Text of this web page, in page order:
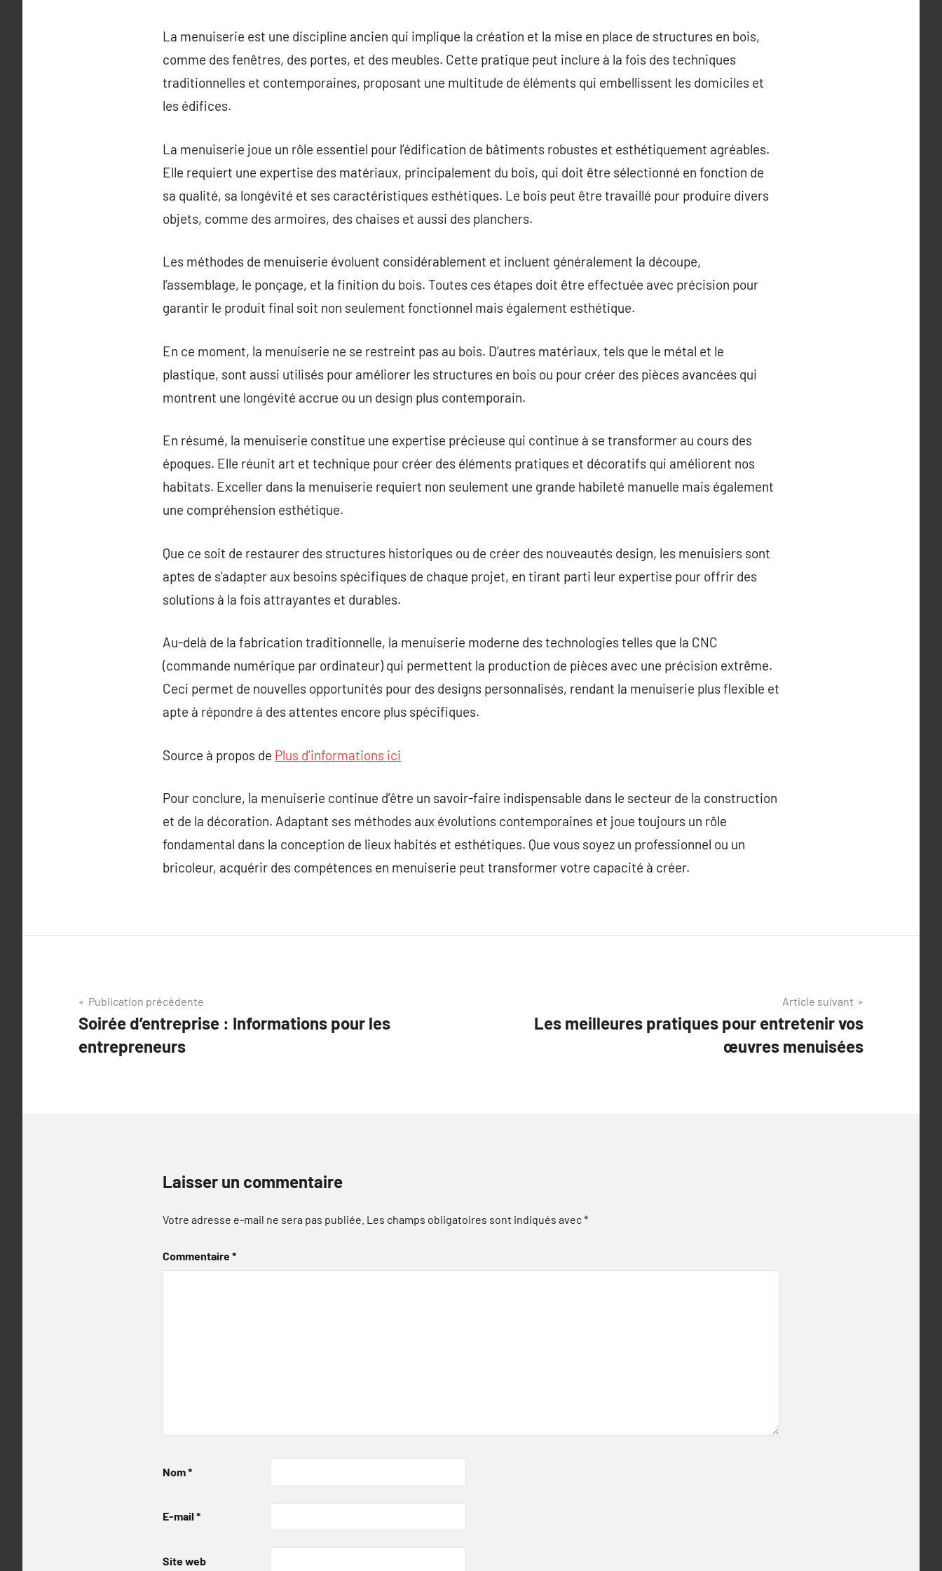
La menuiserie est une discipline ancien qui implique la création et la mise en place de structures en bois,
comme des fenêtres, des portes, et des meubles. Cette pratique peut inclure à la fois des techniques
traditionnelles et contemporaines, proposant une multitude de éléments qui embellissent les domiciles et
les édifices.
La menuiserie joue un rôle essentiel pour l’édification de bâtiments robustes et esthétiquement agréables.
Elle requiert une expertise des matériaux, principalement du bois, qui doit être sélectionné en fonction de
sa qualité, sa longévité et ses caractéristiques esthétiques. Le bois peut être travaillé pour produire divers
objets, comme des armoires, des chaises et aussi des planchers.
Les méthodes de menuiserie évoluent considérablement et incluent généralement la découpe,
l’assemblage, le ponçage, et la finition du bois. Toutes ces étapes doit être effectuée avec précision pour
garantir le produit final soit non seulement fonctionnel mais également esthétique.
En ce moment, la menuiserie ne se restreint pas au bois. D’autres matériaux, tels que le métal et le
plastique, sont aussi utilisés pour améliorer les structures en bois ou pour créer des pièces avancées qui
montrent une longévité accrue ou un design plus contemporain.
En résumé, la menuiserie constitue une expertise précieuse qui continue à se transformer au cours des
époques. Elle réunit art et technique pour créer des éléments pratiques et décoratifs qui améliorent nos
habitats. Exceller dans la menuiserie requiert non seulement une grande habileté manuelle mais également
une compréhension esthétique.
Que ce soit de restaurer des structures historiques ou de créer des nouveautés design, les menuisiers sont
aptes de s’adapter aux besoins spécifiques de chaque projet, en tirant parti leur expertise pour offrir des
solutions à la fois attrayantes et durables.
Au-delà de la fabrication traditionnelle, la menuiserie moderne des technologies telles que la CNC
(commande numérique par ordinateur) qui permettent la production de pièces avec une précision extrême.
Ceci permet de nouvelles opportunités pour des designs personnalisés, rendant la menuiserie plus flexible et
apte à répondre à des attentes encore plus spécifiques.
Source à propos de Plus d’informations ici
Pour conclure, la menuiserie continue d’être un savoir-faire indispensable dans le secteur de la construction
et de la décoration. Adaptant ses méthodes aux évolutions contemporaines et joue toujours un rôle
fondamental dans la conception de lieux habités et esthétiques. Que vous soyez un professionnel ou un
bricoleur, acquérir des compétences en menuiserie peut transformer votre capacité à créer.
Navigation
de
l’article
Publication précédente
Soirée d’entreprise : Informations pour les
entrepreneurs
Article suivant
Les meilleures pratiques pour entretenir vos
œuvres menuisées
Laisser un commentaire
Votre adresse e-mail ne sera pas publiée. Les champs obligatoires sont indiqués avec*
Commentaire*
Nom*
E-mail *
Site web